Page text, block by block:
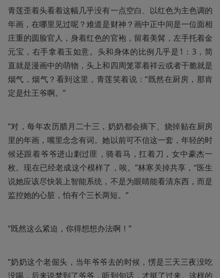
青莲歪着头看着这幅几乎没有一点空白、以红色为主色调的
年画，在哪里见过呢？难道是财神？画中正中间是一位面相
庄重的圆脸官人，身着红色的官袍，留着美髯，左手托着金
元宝，右手拿着玉如意。头和身体的比例几乎是1：3，简
直就是漫画中的萌物，头上和四周笼罩着祥云或者干脆就是
烟气，烟气？看到这里，青莲笑着说：“既然在厨房，那肯
定是灶王爷啊。”
“对，每年农历腊月二十三，奶奶都会摘下、烧掉贴在厨房
里的年画，嘴里念念有词。她以前可不信这一套，年轻的时
候还跟着爷爷进山剿过匪，骑着马，扛着刀，女中豪杰一
枚。现在已经老成这个模样了，唉。”林寒关掉共享，“医生
说她应该尽快装上智能系统，不是为眼睛能看清东西，而是
监控她的心脏，怕有个三长两短。”
“既然这么紧迫，你得想想办法啊！”
“奶奶这个老倔头，当年爷爷去的时候，愣是三天三夜没吃
没喝，后来说梦到了爷爷，听到句话，才挺了过来。这样的